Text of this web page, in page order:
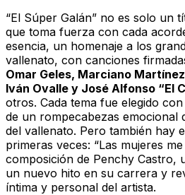
“El Súper Galán” no es solo un
que toma fuerza con cada
esencia, un homenaje a los
vallenato, con canciones
Omar Geles, Marciano
Iván Ovalle y José Alfonso “El
otros. Cada tema fue elegido
de un rompecabezas emocional
del vallenato. Pero también hay
primeras veces: “Las mujeres
composición de Penchy Castro,
un nuevo hito en su carrera y
íntima y personal del artista.